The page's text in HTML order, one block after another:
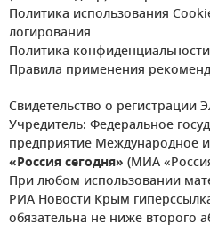
Политика использования
логирования
Политика конфиденциальности
Правила применения
Свидетельство о регистрации
Учредитель: Федеральное
предприятие Международное
«Россия сегодня» (МИА
При любом использовании
РИА Новости Крым
обязательна не ниже второго